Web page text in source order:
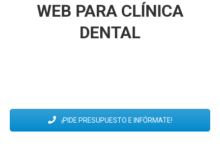
WEB PARA CLÍNICA
DENTAL
¡PIDE PRESUPUESTO E INFÓRMATE!